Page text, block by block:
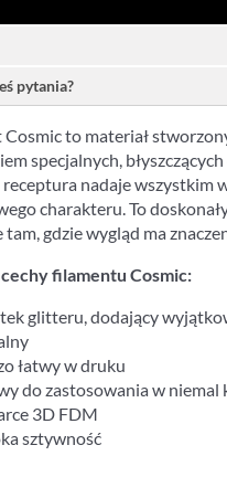
pytania?
Cosmic to materiał
specjalnych,
nadaje wszystkim
charakteru. To
tam, gdzie wygląd ma
filamentu Cosmic:
glitteru, dodający
łatwy w druku
do zastosowania w niemal
3D FDM
sztywność